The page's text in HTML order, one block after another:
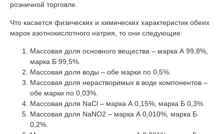
розничной торговле.
Что касается физических и химических характеристик обеих
марок азотнокислотного натрия, то они следующие:
Массовая доля основного вещества – марка А 99,8%,
марка Б 99,5%.
Массовая доля воды – обе марки по 0,5%.
Массовая доля нерастворимых в воде компонентов –
обе марки по 0,03%.
Массовая доля NaCl – марка А 0,15%, марка Б 0,3%.
Массовая доля NaNO2 – марка А 0,010%, марка Б
0,2%.